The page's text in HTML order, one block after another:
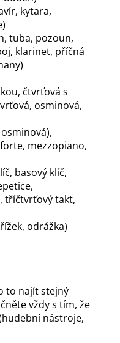
kytara,
tuba, pozoun,
klarinet, příčná
čtvrťová s
osminová,
mezzopiano,
basový klíč,
tříčtvrťový takt,
odrážka)
to najít stejný
vždy s tím, že
nástroje,